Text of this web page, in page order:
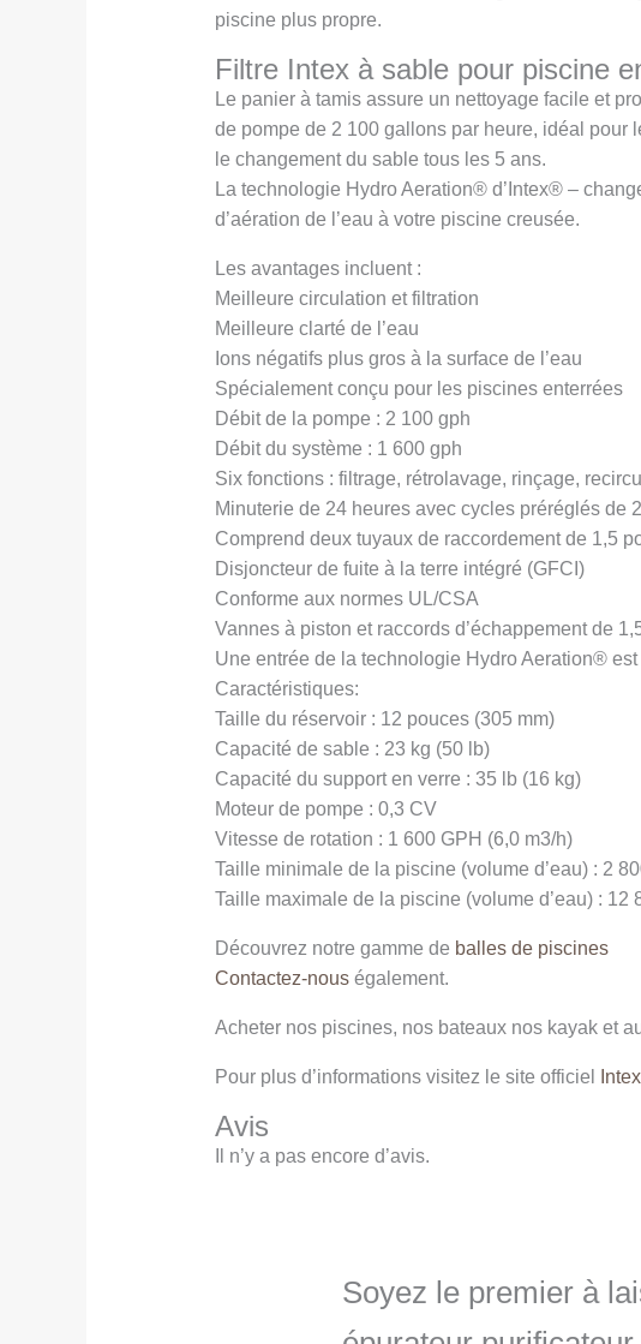
piscine plus propre.
Filtre Intex à sable pour piscine
Le panier à tamis assure un nettoyage facile et
de pompe de 2 100 gallons par heure, idéal pour
le changement du sable tous les 5 ans.
La technologie Hydro Aeration® d’Intex® –
d’aération de l’eau à votre piscine creusée.
Les avantages incluent :
Meilleure circulation et filtration
Meilleure clarté de l’eau
Ions négatifs plus gros à la surface de l’eau
Spécialement conçu pour les piscines enterrées
Débit de la pompe : 2 100 gph
Débit du système : 1 600 gph
Six fonctions : filtrage, rétrolavage, rinçage,
Minuterie de 24 heures avec cycles préréglés de
Comprend deux tuyaux de raccordement de 1,5
Disjoncteur de fuite à la terre intégré (GFCI)
Conforme aux normes UL/CSA
Vannes à piston et raccords d’échappement de
Une entrée de la technologie Hydro Aeration®
Caractéristiques:
Taille du réservoir : 12 pouces (305 mm)
Capacité de sable : 23 kg (50 lb)
Capacité du support en verre : 35 lb (16 kg)
Moteur de pompe : 0,3 CV
Vitesse de rotation : 1 600 GPH (6,0 m3/h)
Taille minimale de la piscine (volume d’eau) : 2
Taille maximale de la piscine (volume d’eau) : 12
Découvrez notre gamme de balles de piscines
Contactez-nouségalement.
Acheter nos piscines, nos bateaux nos kayak et
Pour plus d’informations visitez le site officiel
Avis
Il n’y a pas encore d’avis.
Soyez le premier à